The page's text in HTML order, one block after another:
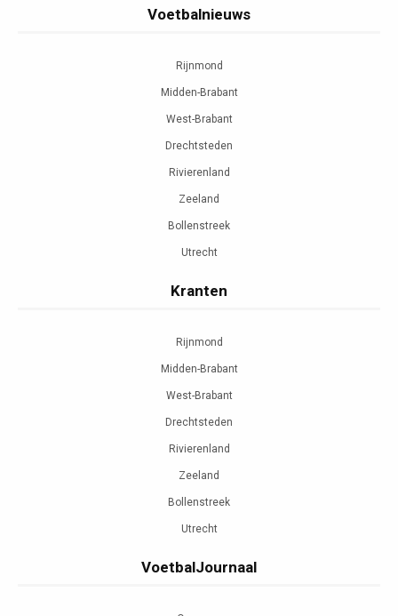
Voetbalnieuws
Rijnmond
Midden-Brabant
West-Brabant
Drechtsteden
Rivierenland
Zeeland
Bollenstreek
Utrecht
Kranten
Rijnmond
Midden-Brabant
West-Brabant
Drechtsteden
Rivierenland
Zeeland
Bollenstreek
Utrecht
VoetbalJournaal